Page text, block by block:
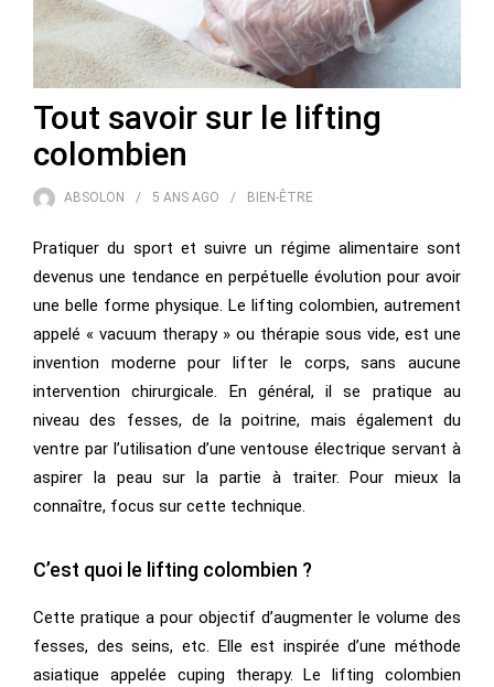
Tout savoir sur le lifting
colombien
ABSOLON 5 ANS AGO BIEN-ÊTRE
Pratiquer du sport et suivre un régime alimentaire sont
devenus une tendance en perpétuelle évolution pour avoir
une belle forme physique. Le lifting colombien, autrement
appelé « vacuum therapy » ou thérapie sous vide, est une
invention moderne pour lifter le corps, sans aucune
intervention chirurgicale. En général, il se pratique au
niveau des fesses, de la poitrine, mais également du
ventre par l’utilisation d’une ventouse électrique servant à
aspirer la peau sur la partie à traiter. Pour mieux la
connaître, focus sur cette technique.
C’est quoi le lifting colombien ?
Cette pratique a pour objectif d’augmenter le volume des
fesses, des seins, etc. Elle est inspirée d’une méthode
asiatique appelée cuping therapy. Le lifting colombien